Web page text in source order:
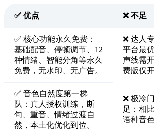
✅ 优点 ❌ 不足
✅ 核心功能永久免费：
基础配音、停顿调节、12
种情绪、智能分角等永久
免费，无水印、无广告。
❌ 达人
平台最
声线需
费版仅
✅ 音色自然度第一梯
队：真人授权训练，断
句、重音、情绪过渡自
然，本土化优化到位。
❌ 极冷
足：相
语种音